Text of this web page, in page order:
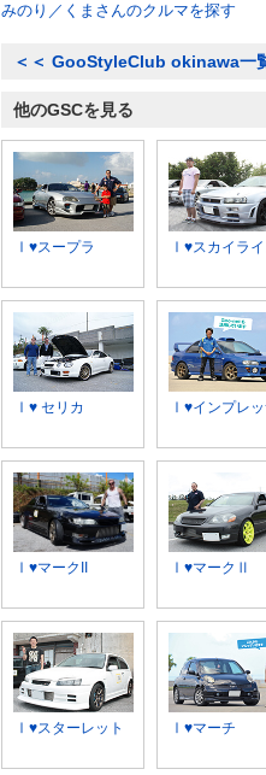
みのり／くまさんのクルマを探す
＜＜ GooStyleClub okinawa一
他のGSCを見る
Ⅰ♥スープラ Ⅰ♥スカイラ
Ⅰ♥ セリカ Ⅰ♥インプレ
Ⅰ♥マークII Ⅰ♥マークⅡ
Ⅰ♥スターレット Ⅰ♥マーチ